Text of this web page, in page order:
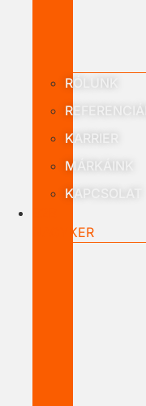
RÓLUNK
REFERENCIÁK
KARRIER
MÁRKÁINK
KAPCSOLAT
NAGYKER